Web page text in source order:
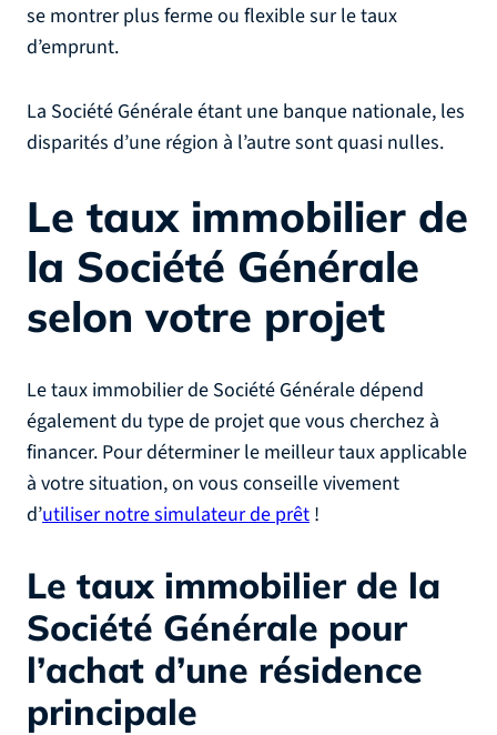
se montrer plus ferme ou flexible sur le taux
d’emprunt.
La Société Générale étant une banque nationale, les
disparités d’une région à l’autre sont quasi nulles.
Le taux immobilier de
la Société Générale
selon votre projet
Le taux immobilier de Société Générale dépend
également du type de projet que vous cherchez à
financer. Pour déterminer le meilleur taux applicable
à votre situation, on vous conseille vivement
d’utiliser notre simulateur de prêt !
Le taux immobilier de la
Société Générale pour
l’achat d’une résidence
principale